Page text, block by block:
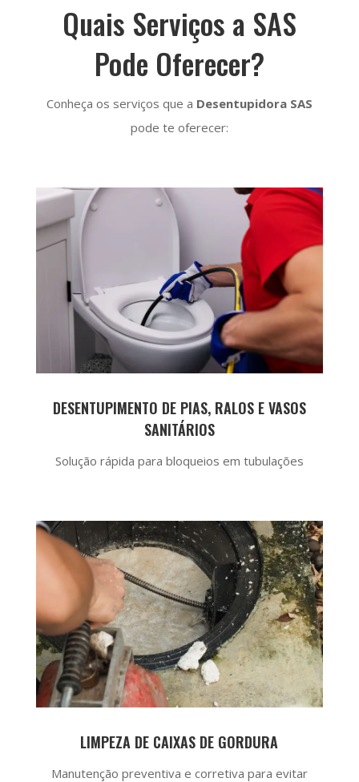
Quais Serviços a SAS
Pode Oferecer?
Conheça os serviços que a Desentupidora SAS
pode te oferecer:
DESENTUPIMENTO DE PIAS, RALOS E VASOS
SANITÁRIOS
Solução rápida para bloqueios em tubulações
LIMPEZA DE CAIXAS DE GORDURA
Manutenção preventiva e corretiva para evitar